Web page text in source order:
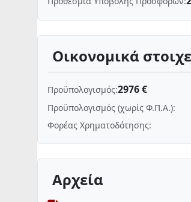
Οικονομικά
Προϋπολογισμός:2976 €
Προϋπολογισμός (χωρίς Φ.Π.Α.):
Φορέας Χρηματοδότησης:
Αρχεία